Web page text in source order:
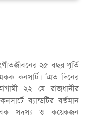
২৫ বছর পূর্তি
কনসার্ট। ‘এত দিনের
২২ মে রাজধানীর
ব্যান্ডটির বর্তমান
সদস্য ও কয়েকজন